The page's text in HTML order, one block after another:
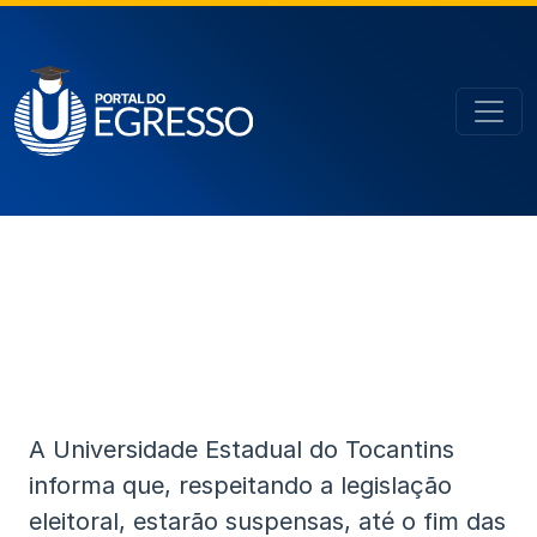
A Universidade Estadual do Tocantins
informa que, respeitando a legislação
eleitoral, estarão suspensas, até o fim das